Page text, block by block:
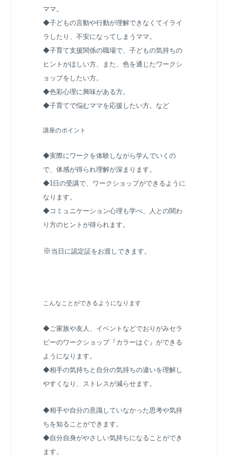
ママ。
◆子どもの言動や行動が理解できなくてイライ
ラしたり、不安になってしまうママ。
◆子育て支援関係の職場で、子どもの気持ちの
ヒントがほしい方、また、色を通じたワークシ
ョップをしたい方。
◆色彩心理に興味がある方。
◆子育てで悩むママを応援したい方。など
講座のポイント
◆実際にワークを体験しながら学んでいくの
で、体感が得られ理解が深まります。
◆1日の受講で、ワークショップができるように
なります。
◆コミュニケーション心理も学べ、人との関わ
り方のヒントが得られます。
※当日に認定証をお渡しできます。
こんなことができるようになります
◆ご家族や友人、イベントなどでおりがみセラ
ピーのワークショップ『カラーはぐ』ができる
ようになります。
◆相手の気持ちと自分の気持ちの違いを理解し
やすくなり、ストレスが減らせます。
◆相手や自分の意識していなかった思考や気持
ちを知ることができます。
◆自分自身がやさしい気持ちになることができ
ます。